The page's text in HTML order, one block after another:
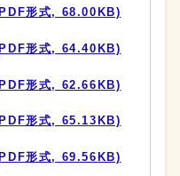
形式, 68.00KB)
形式, 64.40KB)
形式, 62.66KB)
形式, 65.13KB)
形式, 69.56KB)